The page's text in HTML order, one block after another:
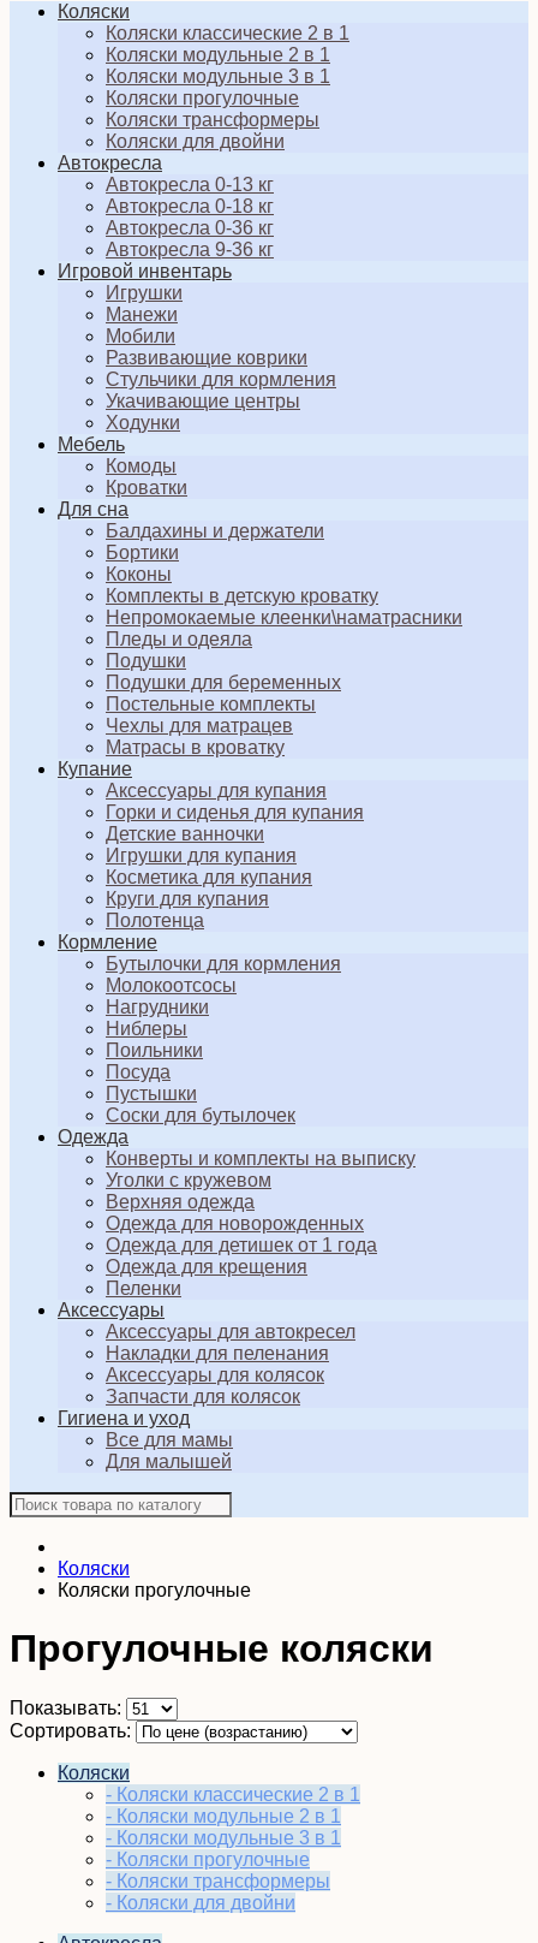
Коляски
Коляски классические 2 в 1
Коляски модульные 2 в 1
Коляски модульные 3 в 1
Коляски прогулочные
Коляски трансформеры
Коляски для двойни
Автокресла
Автокресла 0-13 кг
Автокресла 0-18 кг
Автокресла 0-36 кг
Автокресла 9-36 кг
Игровой инвентарь
Игрушки
Манежи
Мобили
Развивающие коврики
Стульчики для кормления
Укачивающие центры
Ходунки
Мебель
Комоды
Кроватки
Для сна
Балдахины и держатели
Бортики
Коконы
Комплекты в детскую кроватку
Непромокаемые клеенки\наматрасники
Пледы и одеяла
Подушки
Подушки для беременных
Постельные комплекты
Чехлы для матрацев
Матрасы в кроватку
Купание
Аксессуары для купания
Горки и сиденья для купания
Детские ванночки
Игрушки для купания
Косметика для купания
Круги для купания
Полотенца
Кормление
Бутылочки для кормления
Молокоотсосы
Нагрудники
Ниблеры
Поильники
Посуда
Пустышки
Соски для бутылочек
Одежда
Конверты и комплекты на выписку
Уголки с кружевом
Верхняя одежда
Одежда для новорожденных
Одежда для детишек от 1 года
Одежда для крещения
Пеленки
Аксессуары
Аксессуары для автокресел
Накладки для пеленания
Аксессуары для колясок
Запчасти для колясок
Гигиена и уход
Все для мамы
Для малышей
Коляски
Коляски прогулочные
Прогулочные коляски
Показывать:
Сортировать:
Коляски
- Коляски классические 2 в 1
- Коляски модульные 2 в 1
- Коляски модульные 3 в 1
- Коляски прогулочные
- Коляски трансформеры
- Коляски для двойни